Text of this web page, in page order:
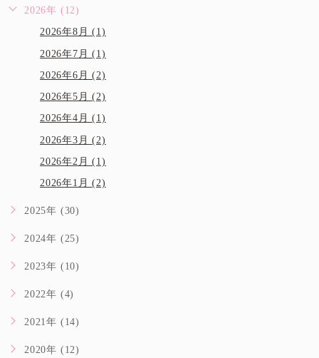
2026年 (12)
2026年8月 (1)
2026年7月 (1)
2026年6月 (2)
2026年5月 (2)
2026年4月 (1)
2026年3月 (2)
2026年2月 (1)
2026年1月 (2)
2025年 (30)
2024年 (25)
2023年 (10)
2022年 (4)
2021年 (14)
2020年 (12)